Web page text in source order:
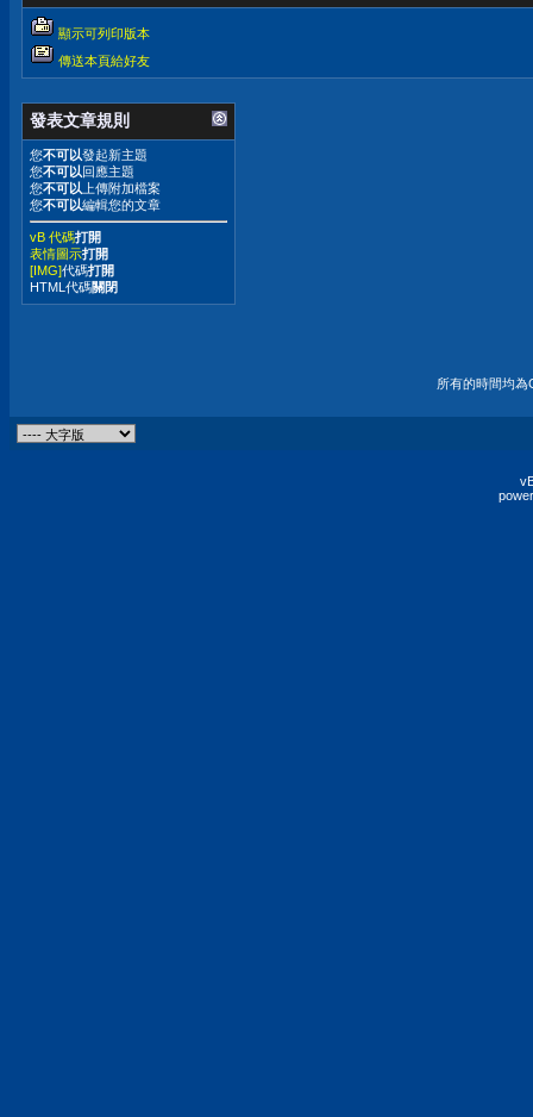
顯示可列印版本
傳送本頁給好友
發表文章規則
您不可以發起新主題
您不可以回應主題
您不可以 上傳附加檔案
您不可以編輯您的文章
vB 代碼打開
表情圖示打開
[IMG]代碼打開
HTML代碼關閉
所有的時間均為